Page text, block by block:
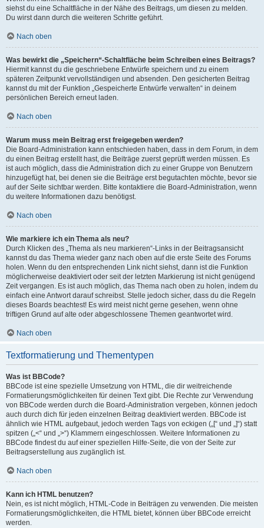
siehst du eine Schaltfläche in der Nähe des Beitrags, um diesen zu melden.
Du wirst dann durch die weiteren Schritte geführt.
Nach oben
Was bewirkt die „Speichern“-Schaltfläche beim Schreiben eines Beitrags?
Hiermit kannst du die geschriebene Entwürfe speichern und zu einem
späteren Zeitpunkt vervollständigen und absenden. Den gesicherten Beitrag
kannst du mit der Funktion „Gespeicherte Entwürfe verwalten“ in deinem
persönlichen Bereich erneut laden.
Nach oben
Warum muss mein Beitrag erst freigegeben werden?
Die Board-Administration kann entschieden haben, dass in dem Forum, in dem
du einen Beitrag erstellt hast, die Beiträge zuerst geprüft werden müssen. Es
ist auch möglich, dass die Administration dich zu einer Gruppe von Benutzern
hinzugefügt hat, bei denen sie die Beiträge erst begutachten möchte, bevor sie
auf der Seite sichtbar werden. Bitte kontaktiere die Board-Administration, wenn
du weitere Informationen dazu benötigst.
Nach oben
Wie markiere ich ein Thema als neu?
Durch Klicken des „Thema als neu markieren“-Links in der Beitragsansicht
kannst du das Thema wieder ganz nach oben auf die erste Seite des Forums
holen. Wenn du den entsprechenden Link nicht siehst, dann ist die Funktion
möglicherweise deaktiviert oder seit der letzten Markierung ist nicht genügend
Zeit vergangen. Es ist auch möglich, das Thema nach oben zu holen, indem du
einfach eine Antwort darauf schreibst. Stelle jedoch sicher, dass du die Regeln
dieses Boards beachtest! Es wird meist nicht gerne gesehen, wenn ohne
triftigen Grund auf alte oder abgeschlossene Themen geantwortet wird.
Nach oben
Textformatierung und Thementypen
Was ist BBCode?
BBCode ist eine spezielle Umsetzung von HTML, die dir weitreichende
Formatierungsmöglichkeiten für deinen Text gibt. Die Rechte zur Verwendung
von BBCode werden durch die Board-Administration vergeben, können jedoch
auch durch dich für jeden einzelnen Beitrag deaktiviert werden. BBCode ist
ähnlich wie HTML aufgebaut, jedoch werden Tags von eckigen („[“ und „]“) statt
spitzen („<“ und „>“) Klammern eingeschlossen. Weitere Informationen zu
BBCode findest du auf einer speziellen Hilfe-Seite, die von der Seite zur
Beitragserstellung aus zugänglich ist.
Nach oben
Kann ich HTML benutzen?
Nein, es ist nicht möglich, HTML-Code in Beiträgen zu verwenden. Die meisten
Formatierungsmöglichkeiten, die HTML bietet, können über BBCode erreicht
werden.